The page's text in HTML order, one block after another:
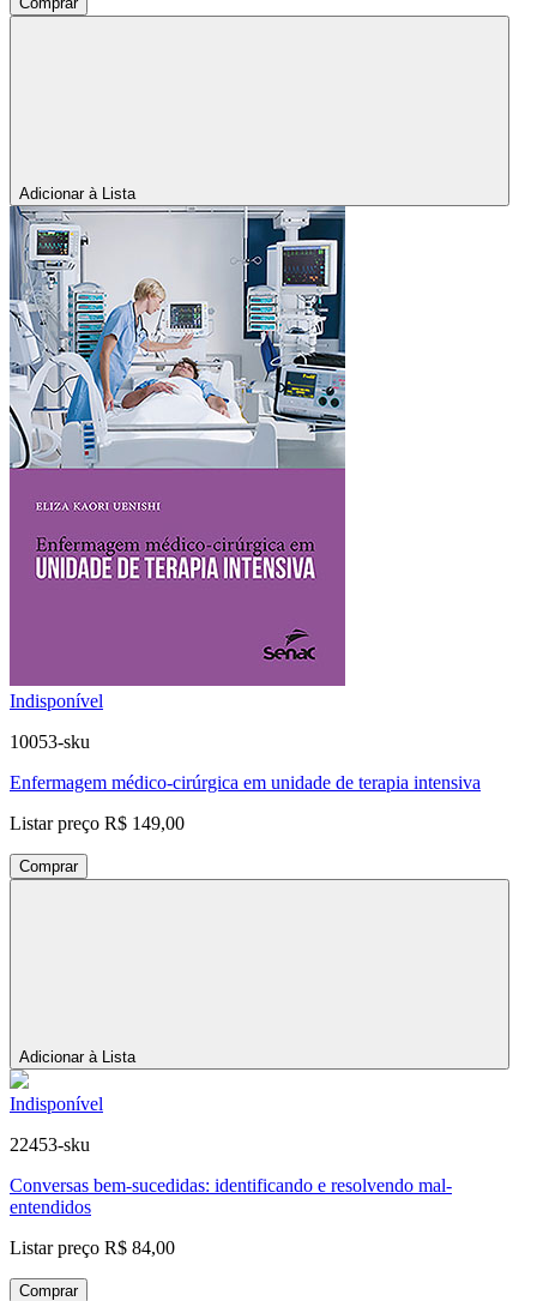
Adicionar à Lista
Indisponível
10053-sku
Enfermagem médico-cirúrgica em unidade de terapia intensiva
Listar preço R$ 149,00
Comprar
Adicionar à Lista
Indisponível
22453-sku
Conversas bem-sucedidas: identificando e resolvendo mal-
entendidos
Listar preço R$ 84,00
Comprar